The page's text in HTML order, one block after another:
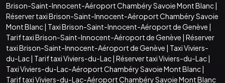
Brison-Saint-Innocent-Aéroport Chambéry Savoie Mont Blanc|
Réserver taxi Brison-Saint-Innocent-Aéroport Chambéry Savoie
Mont Blanc| Taxi Brison-Saint-Innocent-Aéroport de Genève |
Tarif taxi Brison-Saint-Innocent-Aéroport de Genève | Réserver
taxi Brison-Saint-Innocent-Aéroport de Genève | Taxi Viviers-
du-Lac| Tarif taxi Viviers-du-Lac| Réserver taxi Viviers-du-Lac|
Taxi Viviers-du-Lac-Aéroport Chambéry Savoie Mont Blanc|
Tarif taxi Viviers-du-Lac-Aéroport Chambéry Savoie Mont Blanc